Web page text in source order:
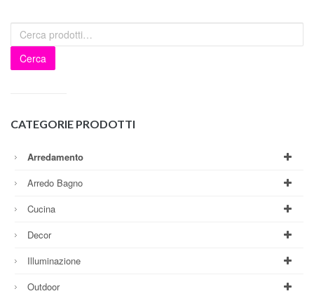
Cerca
CATEGORIE PRODOTTI
Arredamento
Arredo Bagno
Cucina
Decor
Illuminazione
Outdoor